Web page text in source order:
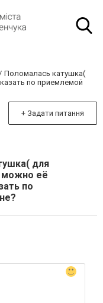
Поломалась катушка(
по приемлемой
+ Задати питання
для
можно её
по